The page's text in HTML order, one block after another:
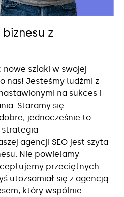
z
szlaki w swojej
nas! Jesteśmy ludźmi z
na sukces i
Staramy się
jednocześnie to
strategia
agencji SEO jest szyta
Nie powielamy
przeciętnych
utożsamiał się z agencją
który wspólnie